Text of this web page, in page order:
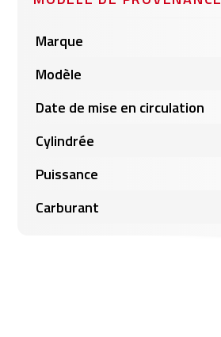
gallery
produits
Marque
Modèle
Date de mise en circulation
Cylindrée
Puissance
Carburant